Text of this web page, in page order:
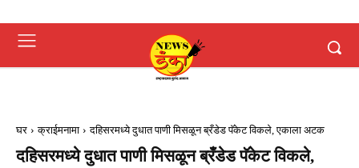
घर क्राईमनामा दहिसरमध्ये दुधात पाणी मिसळून ब्रँडेड पॅकेट विकले, एकाला अटक
दहिसरमध्ये दुधात पाणी मिसळून ब्रँडेड पॅकेट विकले,